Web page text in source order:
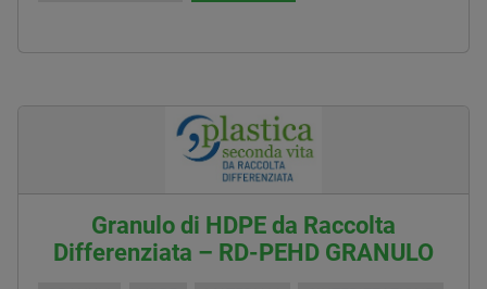
Granulo di HDPE da Raccolta
Differenziata – RD-PEHD GRANULO